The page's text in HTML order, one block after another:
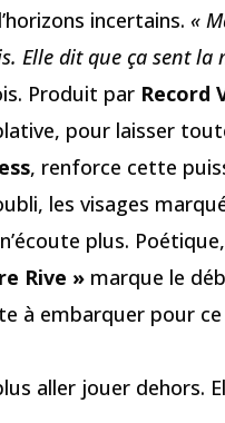
incertains. «
Elle dit que ça sent la
Produit par Record
pour laisser
, renforce cette
les visages
plus.
Rive » marque le
à embarquer pour
aller jouer dehors.